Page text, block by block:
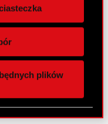
ruch w
jak korzystasz
partnerom
z innymi
uzyskanymi
plików